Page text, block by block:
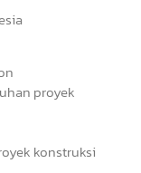
proyek
konstruksi